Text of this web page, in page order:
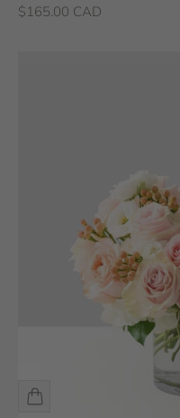
Prix de vente
$165.00 CAD